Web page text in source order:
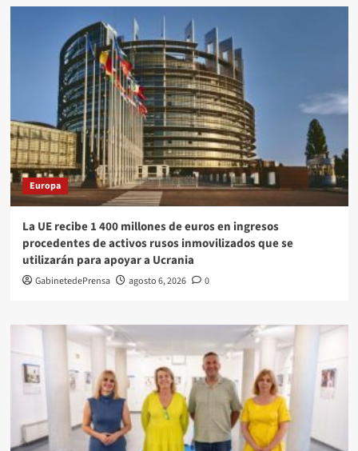
Europa
La UE recibe 1 400 millones de euros en ingresos
procedentes de activos rusos inmovilizados que se
utilizarán para apoyar a Ucrania
GabinetedePrensa agosto 6, 2026 0